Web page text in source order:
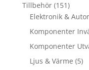
Tillbehör (151)
Elektronik &
Komponenter
Komponenter
Ljus & Värme (5)